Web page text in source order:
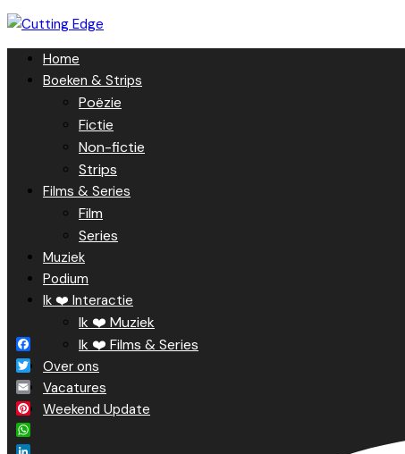
Skip
to
contentHome
Boeken & Strips
Poëzie
Fictie
Non-fictie
Strips
Films & Series
Film
Series
Muziek
Podium
Ik ❤️ Interactie
Ik ❤️ Muziek
Ik ❤️ Films & Series
Over ons
Vacatures
Weekend Update
Facebook
Twitter
Email
Pinterest
WhatsApp